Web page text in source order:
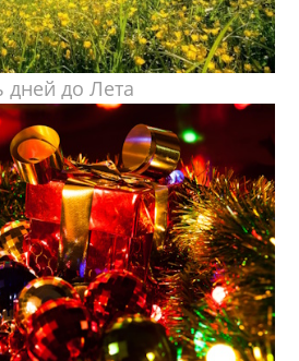
дней до Лета